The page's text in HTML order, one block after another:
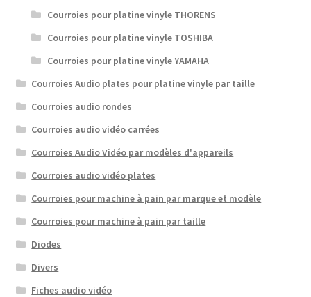
Courroies pour platine vinyle THORENS
Courroies pour platine vinyle TOSHIBA
Courroies pour platine vinyle YAMAHA
Courroies Audio plates pour platine vinyle par taille
Courroies audio rondes
Courroies audio vidéo carrées
Courroies Audio Vidéo par modèles d'appareils
Courroies audio vidéo plates
Courroies pour machine à pain par marque et modèle
Courroies pour machine à pain par taille
Diodes
Divers
Fiches audio vidéo